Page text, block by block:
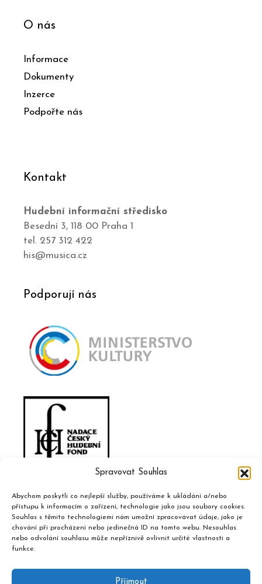
Spravovat Souhlas
Abychom poskytli co nejlepší služby, používáme k ukládání a/nebo
přístupu k informacím o zařízení, technologie jako jsou soubory cookies.
Souhlas s těmito technologiemi nám umožní zpracovávat údaje, jako je
chování při procházení nebo jedinečná ID na tomto webu. Nesouhlas
nebo odvolání souhlasu může nepříznivě ovlivnit určité vlastnosti a
funkce.
Příjmout
O nás
Informace
Dokumenty
Inzerce
Podpořte nás
Kontakt
Hudební informační středisko
Besední 3, 118 00 Praha 1
tel. 257 312 422
his@musica.cz
Podporují nás